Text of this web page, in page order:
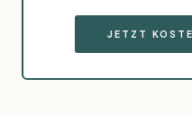
JETZT